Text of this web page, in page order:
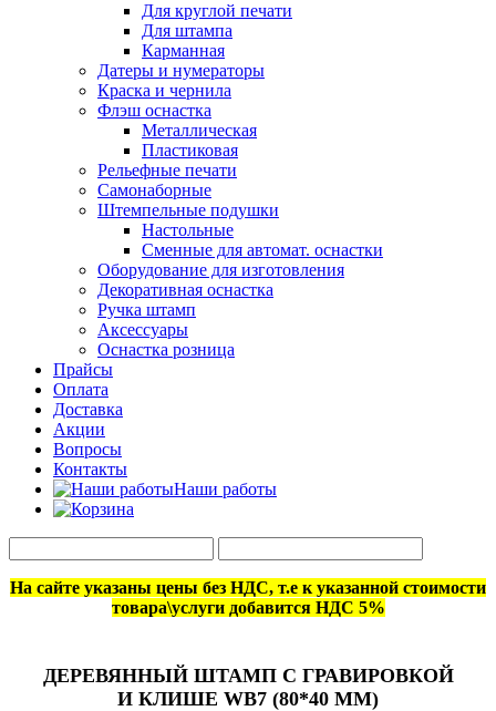
Для круглой печати
Для штампа
Карманная
Датеры и нумераторы
Краска и чернила
Флэш оснастка
Металлическая
Пластиковая
Рельефные печати
Самонаборные
Штемпельные подушки
Настольные
Сменные для автомат. оснастки
Оборудование для изготовления
Декоративная оснастка
Ручка штамп
Аксессуары
Оснастка розница
Прайсы
Оплата
Доставка
Акции
Вопросы
Контакты
Наши работы
На сайте указаны цены без НДС, т.е к указанной стоимости
товара\услуги добавится НДС 5%
ДЕРЕВЯННЫЙ ШТАМП С ГРАВИРОВКОЙ
И КЛИШЕ WB7 (80*40 ММ)